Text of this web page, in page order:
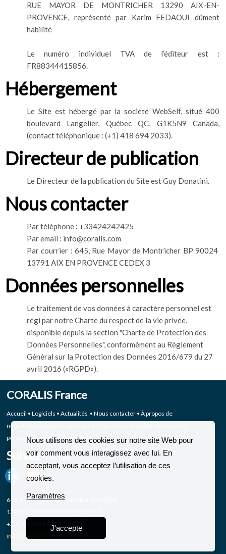
RUE MAYOR DE MONTRICHER 13290 AIX-EN-
PROVENCE, représenté par Karim FEDAOUI dûment
habilité
Le numéro individuel TVA de l’éditeur est :
FR88344415856.
Hébergement
Le Site est hébergé par la société WebSelf, situé 400
boulevard Langelier, Québec QC, G1K5N9 Canada,
(contact téléphonique : (+1) 418 694 2033).
Directeur de publication
Le Directeur de la publication du Site est Guy Donatini.
Nous contacter
Par téléphone : +33424242425
Par email : info@coralis.com
Par courrier : 645, Rue Mayor de Montricher BP 90024
13791 AIX EN PROVENCE CEDEX 3
Données personnelles
Le traitement de vos données à caractère personnel est
régi par notre Charte du respect de la vie privée,
disponible depuis la section "Charte de Protection des
Données Personnelles", conformément au Règlement
Général sur la Protection des Données 2016/679 du 27
avril 2016 («RGPD»).
CORALIS France
Accueil • Logiciels • Actualités • Nous contacter • À propos de
nous
personnelles• Mentions légales
Suivez-nous
645, Rue Mayor de Montricher BP 90024
13791 AIX EN PROVENCE CEDEX 3
+33 (0)4 42 24 24 25
info@coralis.com
Nous utilisons des cookies sur notre site Web pour
voir comment vous interagissez avec lui. En
acceptant, vous acceptez l’utilisation de ces
cookies.
Paramètres
J'accepte